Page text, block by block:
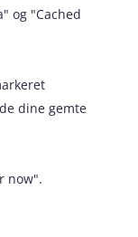
og "Cached
dine gemte
now".